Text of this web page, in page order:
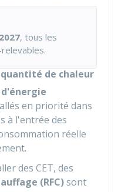
, tous les
de chaleur
en priorité dans
à l'entrée des
réelle
des CET, des
(RFC)sont